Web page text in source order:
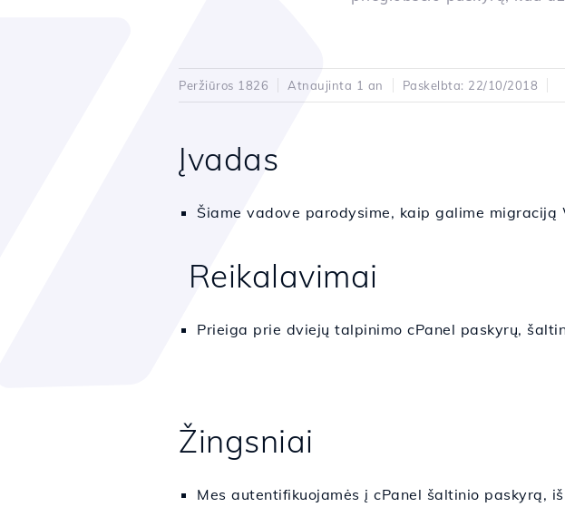
Peržiūros 1826 Atnaujinta 1 an Paskelbta: 22/10/2018
Įvadas
Šiame vadove parodysime, kaip galime
Reikalavimai
Prieiga prie dviejų talpinimo cPanel paskyrų,
Žingsniai
Mes autentifikuojamės į cPanel šaltinio paskyrą,